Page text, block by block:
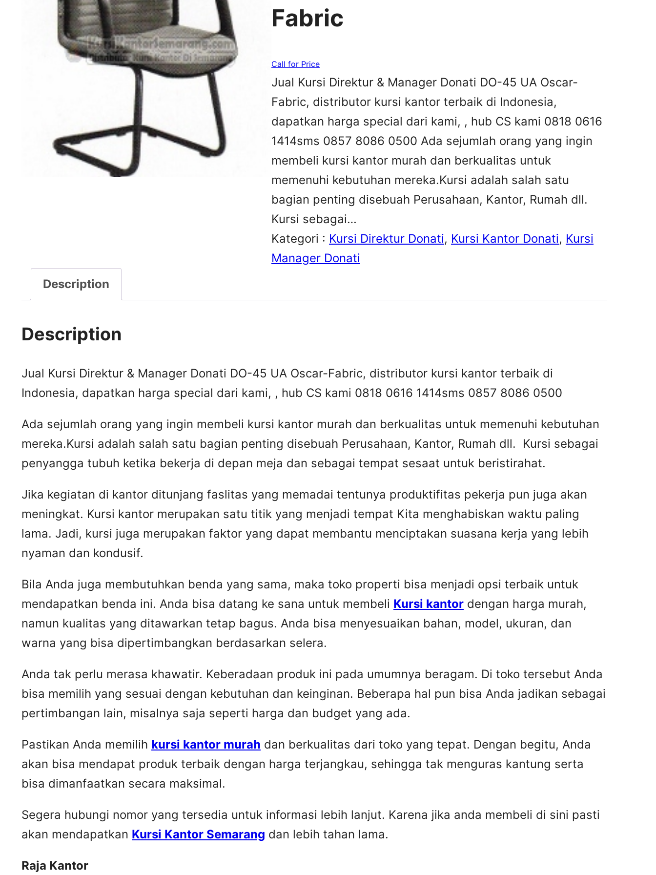
Fabric
Call for Price
Jual Kursi Direktur & Manager Donati DO-45 UA Oscar-
Fabric, distributor kursi kantor terbaik di Indonesia,
dapatkan harga special dari kami, , hub CS kami 0818 0616
1414sms 0857 8086 0500 Ada sejumlah orang yang ingin
membeli kursi kantor murah dan berkualitas untuk
memenuhi kebutuhan mereka.Kursi adalah salah satu
bagian penting disebuah Perusahaan, Kantor, Rumah dll.
Kursi sebagai…
Kategori : Kursi Direktur Donati, Kursi Kantor Donati, Kursi
Manager Donati
Description
Description
Jual Kursi Direktur & Manager Donati DO-45 UA Oscar-Fabric, distributor kursi kantor terbaik di
Indonesia, dapatkan harga special dari kami, , hub CS kami 0818 0616 1414sms 0857 8086 0500
Ada sejumlah orang yang ingin membeli kursi kantor murah dan berkualitas untuk memenuhi kebutuhan
mereka.Kursi adalah salah satu bagian penting disebuah Perusahaan, Kantor, Rumah dll. Kursi sebagai
penyangga tubuh ketika bekerja di depan meja dan sebagai tempat sesaat untuk beristirahat.
Jika kegiatan di kantor ditunjang faslitas yang memadai tentunya produktifitas pekerja pun juga akan
meningkat. Kursi kantor merupakan satu titik yang menjadi tempat Kita menghabiskan waktu paling
lama. Jadi, kursi juga merupakan faktor yang dapat membantu menciptakan suasana kerja yang lebih
nyaman dan kondusif.
Bila Anda juga membutuhkan benda yang sama, maka toko properti bisa menjadi opsi terbaik untuk
mendapatkan benda ini. Anda bisa datang ke sana untuk membeli Kursi kantor dengan harga murah,
namun kualitas yang ditawarkan tetap bagus. Anda bisa menyesuaikan bahan, model, ukuran, dan
warna yang bisa dipertimbangkan berdasarkan selera.
Anda tak perlu merasa khawatir. Keberadaan produk ini pada umumnya beragam. Di toko tersebut Anda
bisa memilih yang sesuai dengan kebutuhan dan keinginan. Beberapa hal pun bisa Anda jadikan sebagai
pertimbangan lain, misalnya saja seperti harga dan budget yang ada.
Pastikan Anda memilih kursi kantor murah dan berkualitas dari toko yang tepat. Dengan begitu, Anda
akan bisa mendapat produk terbaik dengan harga terjangkau, sehingga tak menguras kantung serta
bisa dimanfaatkan secara maksimal.
Segera hubungi nomor yang tersedia untuk informasi lebih lanjut. Karena jika anda membeli di sini pasti
akan mendapatkan Kursi Kantor Semarang dan lebih tahan lama.
Raja Kantor